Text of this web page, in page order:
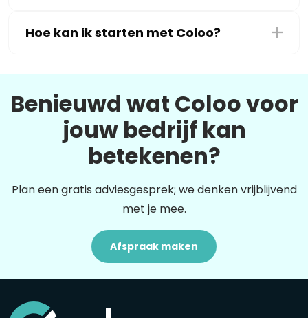
Hoe kan ik starten met Coloo?
Benieuwd wat Coloo voor
jouw bedrijf kan
betekenen?
Plan een gratis adviesgesprek; we denken vrijblijvend
met je mee.
Afspraak maken